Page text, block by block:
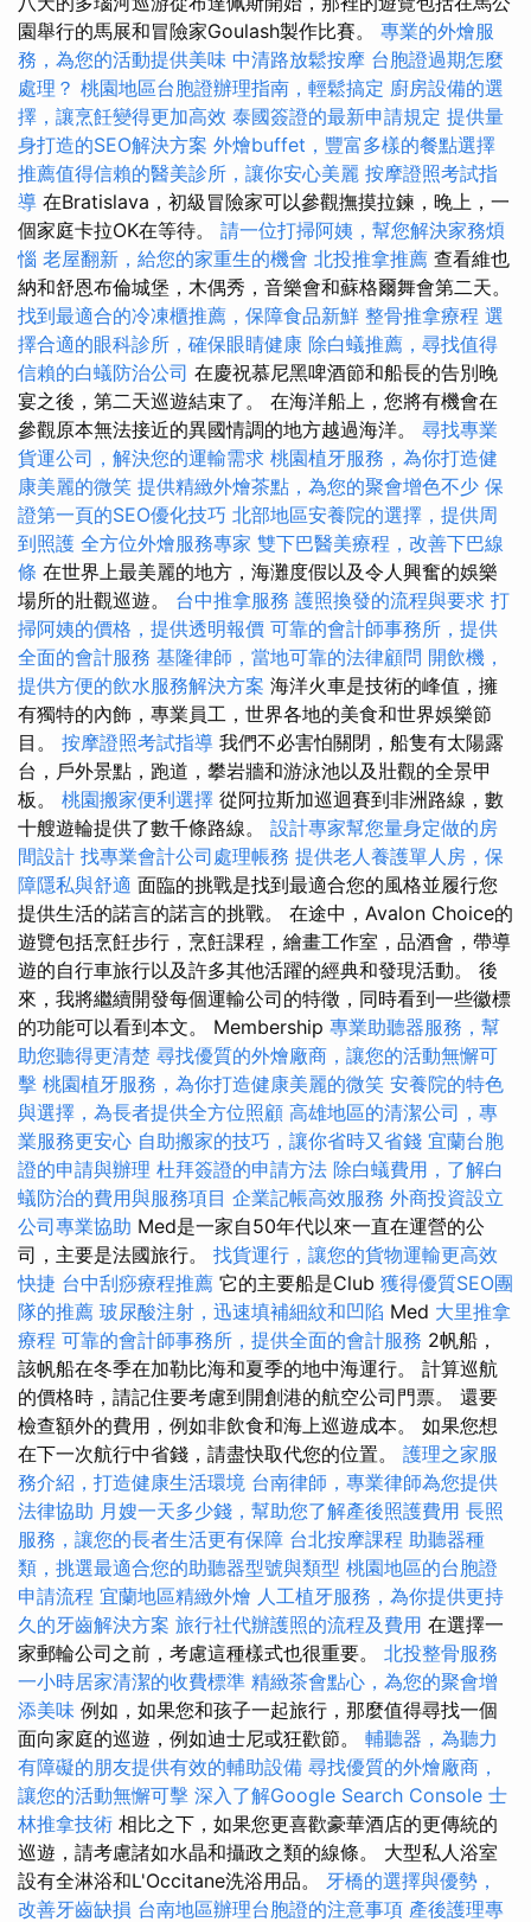
園舉行的馬展和冒險家Goulash製作比賽。 專業的外燴服
務，為您的活動提供美味 中清路放鬆按摩 台胞證過期怎麼
處理？ 桃園地區台胞證辦理指南，輕鬆搞定 廚房設備的選
擇，讓烹飪變得更加高效 泰國簽證的最新申請規定 提供量
身打造的SEO解決方案 外燴buffet，豐富多樣的餐點選擇
推薦值得信賴的醫美診所，讓你安心美麗 按摩證照考試指
導 在Bratislava，初級冒險家可以參觀撫摸拉鍊，晚上，一
個家庭卡拉OK在等待。 請一位打掃阿姨，幫您解決家務煩
惱 老屋翻新，給您的家重生的機會 北投推拿推薦 查看維也
納和舒恩布倫城堡，木偶秀，音樂會和蘇格爾舞會第二天。
找到最適合的冷凍櫃推薦，保障食品新鮮 整骨推拿療程 選
擇合適的眼科診所，確保眼睛健康 除白蟻推薦，尋找值得
信賴的白蟻防治公司 在慶祝慕尼黑啤酒節和船長的告別晚
宴之後，第二天巡遊結束了。 在海洋船上，您將有機會在
參觀原本無法接近的異國情調的地方越過海洋。 尋找專業
貨運公司，解決您的運輸需求 桃園植牙服務，為你打造健
康美麗的微笑 提供精緻外燴茶點，為您的聚會增色不少 保
證第一頁的SEO優化技巧 北部地區安養院的選擇，提供周
到照護 全方位外燴服務專家 雙下巴醫美療程，改善下巴線
條 在世界上最美麗的地方，海灘度假以及令人興奮的娛樂
場所的壯觀巡遊。 台中推拿服務 護照換發的流程與要求 打
掃阿姨的價格，提供透明報價 可靠的會計師事務所，提供
全面的會計服務 基隆律師，當地可靠的法律顧問 開飲機，
提供方便的飲水服務解決方案 海洋火車是技術的峰值，擁
有獨特的內飾，專業員工，世界各地的美食和世界娛樂節
目。 按摩證照考試指導 我們不必害怕關閉，船隻有太陽露
台，戶外景點，跑道，攀岩牆和游泳池以及壯觀的全景甲
板。 桃園搬家便利選擇 從阿拉斯加巡迴賽到非洲路線，數
十艘遊輪提供了數千條路線。 設計專家幫您量身定做的房
間設計 找專業會計公司處理帳務 提供老人養護單人房，保
障隱私與舒適 面臨的挑戰是找到最適合您的風格並履行您
提供生活的諾言的諾言的挑戰。 在途中，Avalon Choice的
遊覽包括烹飪步行，烹飪課程，繪畫工作室，品酒會，帶導
遊的自行車旅行以及許多其他活躍的經典和發現活動。 後
來，我將繼續開發每個運輸公司的特徵，同時看到一些徽標
的功能可以看到本文。 Membership 專業助聽器服務，幫
助您聽得更清楚 尋找優質的外燴廠商，讓您的活動無懈可
擊 桃園植牙服務，為你打造健康美麗的微笑 安養院的特色
與選擇，為長者提供全方位照顧 高雄地區的清潔公司，專
業服務更安心 自助搬家的技巧，讓你省時又省錢 宜蘭台胞
證的申請與辦理 杜拜簽證的申請方法 除白蟻費用，了解白
蟻防治的費用與服務項目 企業記帳高效服務 外商投資設立
公司專業協助 Med是一家自50年代以來一直在運營的公
司，主要是法國旅行。 找貨運行，讓您的貨物運輸更高效
快捷 台中刮痧療程推薦 它的主要船是Club 獲得優質SEO團
隊的推薦 玻尿酸注射，迅速填補細紋和凹陷 Med 大里推拿
療程 可靠的會計師事務所，提供全面的會計服務 2帆船，
該帆船在冬季在加勒比海和夏季的地中海運行。 計算巡航
的價格時，請記住要考慮到開創港的航空公司門票。 還要
檢查額外的費用，例如非飲食和海上巡遊成本。 如果您想
在下一次航行中省錢，請盡快取代您的位置。 護理之家服
務介紹，打造健康生活環境 台南律師，專業律師為您提供
法律協助 月嫂一天多少錢，幫助您了解產後照護費用 長照
服務，讓您的長者生活更有保障 台北按摩課程 助聽器種
類，挑選最適合您的助聽器型號與類型 桃園地區的台胞證
申請流程 宜蘭地區精緻外燴 人工植牙服務，為你提供更持
久的牙齒解決方案 旅行社代辦護照的流程及費用 在選擇一
家郵輪公司之前，考慮這種樣式也很重要。 北投整骨服務
一小時居家清潔的收費標準 精緻茶會點心，為您的聚會增
添美味 例如，如果您和孩子一起旅行，那麼值得尋找一個
面向家庭的巡遊，例如迪士尼或狂歡節。 輔聽器，為聽力
有障礙的朋友提供有效的輔助設備 尋找優質的外燴廠商，
讓您的活動無懈可擊 深入了解Google Search Console 士
林推拿技術 相比之下，如果您更喜歡豪華酒店的更傳統的
巡遊，請考慮諸如水晶和攝政之類的線條。 大型私人浴室
設有全淋浴和L'Occitane洗浴用品。 牙橋的選擇與優勢，
改善牙齒缺損 台南地區辦理台胞證的注意事項 產後護理專